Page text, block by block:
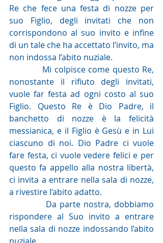
Re che fece una festa di nozze per
suo Figlio, degli invitati che non
corrispondono al suo invito e infine
di un tale che ha accettato l’invito, ma
non indossa l’abito nuziale.
nonostante il rifiuto degli invitati,
vuole far festa ad ogni costo al suo
Figlio. Questo Re è Dio Padre, il
banchetto di nozze è la felicità
messianica, e il Figlio è Gesù e in Lui
ciascuno di noi. Dio Padre ci vuole
fare festa, ci vuole vedere felici e per
questo fa appello alla nostra libertà,
ci invita a entrare nella sala di nozze,
a rivestire l’abito adatto.
rispondere al Suo invito a entrare
nella sala di nozze indossando l’abito